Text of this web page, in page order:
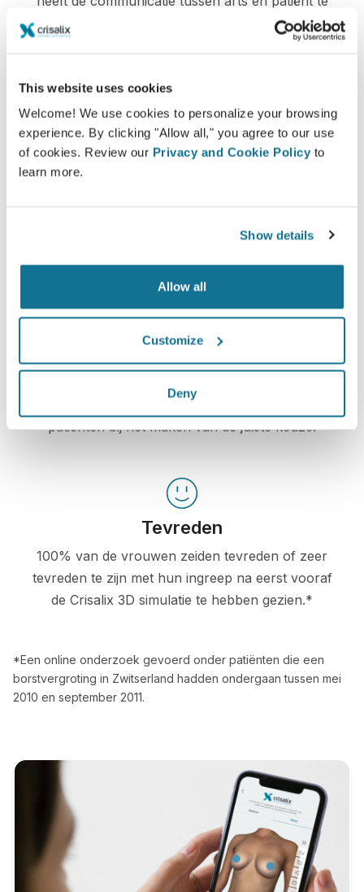
This website uses cookies
Welcome! We use cookies to personalize your browsing
experience. By clicking "Allow all," you agree to our use
of cookies. Review our Privacy and Cookie Policy to
learn more.
Show details
Allow all
Customize
Deny
verbeteren. Het systeem vergemakkelijkt de
communicatie en verbeterd de verhoudingen tussen
mogelijke resultaten van de gekozen ingrepen
Zelfverzekerd
Betrokken zijn bij het beslissingsproces helpt de
patiënten bij het maken van de juiste keuze.
Tevreden
100% van de vrouwen zeiden tevreden of zeer
tevreden te zijn met hun ingreep na eerst vooraf
de Crisalix 3D simulatie te hebben gezien.*
*Een online onderzoek gevoerd onder patiënten die een
borstvergroting in Zwitserland hadden ondergaan tussen mei
2010 en september 2011.